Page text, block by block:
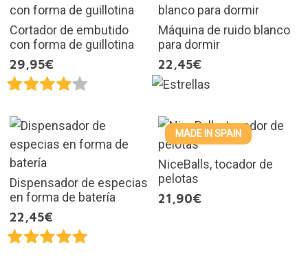
Cortador de embutido
con forma de guillotina
29,95€
Máquina de ruido blanco
para dormir
22,45€
Dispensador de especias
en forma de batería
22,45€
MADE IN SPAIN
NiceBalls, tocador de
pelotas
21,90€